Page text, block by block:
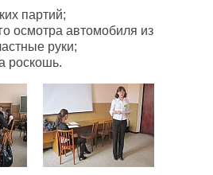
партий;
осмотра автомобиля из
руки;
роскошь.